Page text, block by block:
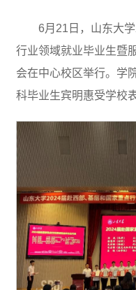
6月21日，山东大
行业领域就业毕业生暨
会在中心校区举行。学
科毕业生宾明惠受学校表